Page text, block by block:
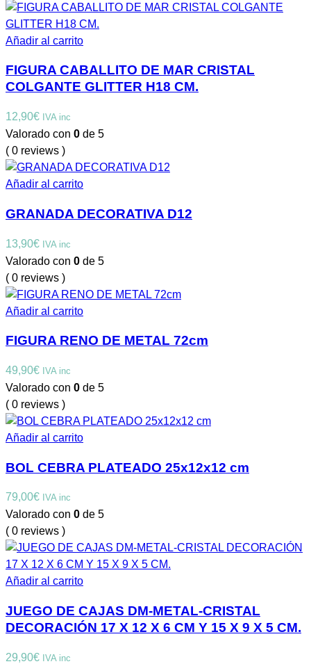
Añadir al carrito
FIGURA CABALLITO DE MAR CRISTAL
COLGANTE GLITTER H18 CM.
12,90€ IVA inc
Valorado con 0 de 5
( 0 reviews )
Añadir al carrito
GRANADA DECORATIVA D12
13,90€ IVA inc
Valorado con 0 de 5
( 0 reviews )
Añadir al carrito
FIGURA RENO DE METAL 72cm
49,90€ IVA inc
Valorado con 0 de 5
( 0 reviews )
Añadir al carrito
BOL CEBRA PLATEADO 25x12x12 cm
79,00€ IVA inc
Valorado con 0 de 5
( 0 reviews )
Añadir al carrito
JUEGO DE CAJAS DM-METAL-CRISTAL
DECORACIÓN 17 X 12 X 6 CM Y 15 X 9 X 5 CM.
29,90€ IVA inc